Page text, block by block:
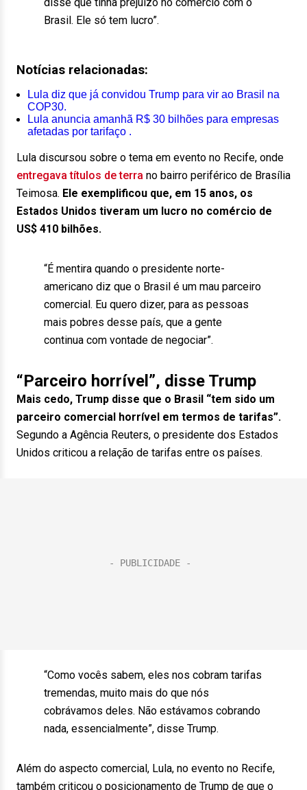
Brasil. Ele só tem lucro”.
Notícias relacionadas:
Lula diz que já convidou Trump para vir ao Brasil na
COP30.
Lula anuncia amanhã R$ 30 bilhões para empresas
afetadas por tarifaço .
Lula discursou sobre o tema em evento no Recife, onde
entregava títulos de terra no bairro periférico de Brasília
Teimosa. Ele exemplificou que, em 15 anos, os
Estados Unidos tiveram um lucro no comércio de
US$ 410 bilhões.
“É mentira quando o presidente norte-
americano diz que o Brasil é um mau parceiro
comercial. Eu quero dizer, para as pessoas
mais pobres desse país, que a gente
continua com vontade de negociar”.
“Parceiro horrível”, disse Trump
Mais cedo, Trump disse que o Brasil “tem sido um
parceiro comercial horrível em termos de tarifas”.
Segundo a Agência Reuters, o presidente dos Estados
Unidos criticou a relação de tarifas entre os países.
“Como vocês sabem, eles nos cobram tarifas
tremendas, muito mais do que nós
cobrávamos deles. Não estávamos cobrando
nada, essencialmente”, disse Trump.
Além do aspecto comercial, Lula, no evento no Recife,
também criticou o posicionamento de Trump de que o